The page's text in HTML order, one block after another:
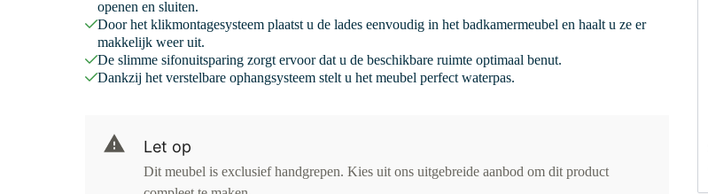
openen en sluiten.
Door het klikmontagesysteem plaatst u de lades eenvoudig in het badkamermeubel en haalt u ze er
makkelijk weer uit.
De slimme sifonuitsparing zorgt ervoor dat u de beschikbare ruimte optimaal benut.
Dankzij het verstelbare ophangsysteem stelt u het meubel perfect waterpas.
Let op
Dit meubel is exclusief handgrepen. Kies uit ons uitgebreide aanbod om dit product